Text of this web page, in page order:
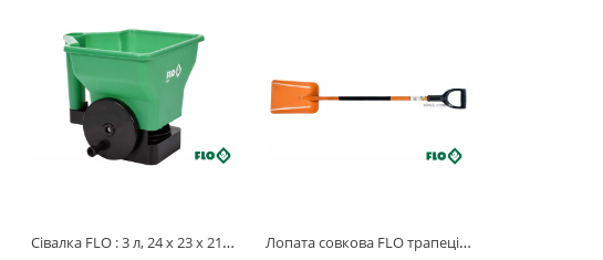
Сівалка FLO : 3 л, 24 x 23 x 21 см [12/48] 89860
Лопата совкова FLO трапецієвидна : металева основа HRC 45, пластикова ручка [120] 35722